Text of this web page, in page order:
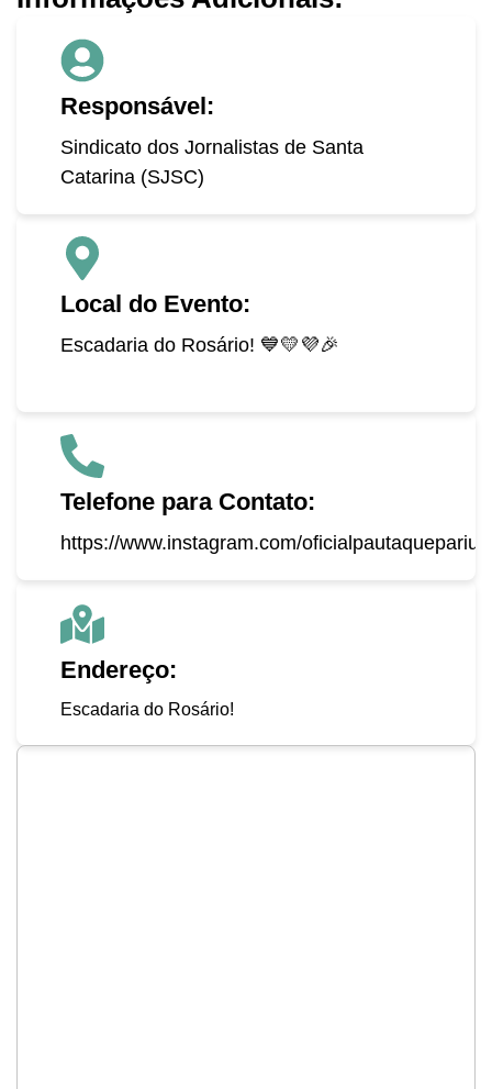
Responsável:
Sindicato dos Jornalistas de Santa
Catarina (SJSC)
Local do Evento:
Escadaria do Rosário! 💙💛💜🎉
Telefone para Contato:
https://www.instagram.com/oficialpautaquepariu
Endereço:
Escadaria do Rosário!